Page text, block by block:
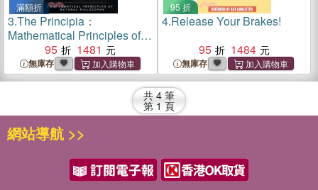
滿額折
3.The Principia：
Mathematical Principles of
Natural Philosophy
95 1481
無庫存
95 折
4.Release Your Brakes!
95
1484
無庫存
共 4 筆
第 1 頁
網站導航 >>